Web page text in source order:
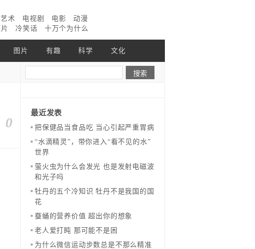
艺术 电视剧 电影
动漫
冷笑话 十万个为什么
图片 有趣 科学 文化
0
最近发表
把保健品当食品吃 当心引起严重胃病
“水滴精灵”，带你进入“看不见的水”
世界
萤火虫为什么会发光 也是发射电磁波
和光子吗
牡丹的五个冷知识 牡丹不是我国的国
花
蚕蛹的营养价值 超出你的想象
老人爱打盹 那可能不是困
为什么微信运动步数总是不那么精准